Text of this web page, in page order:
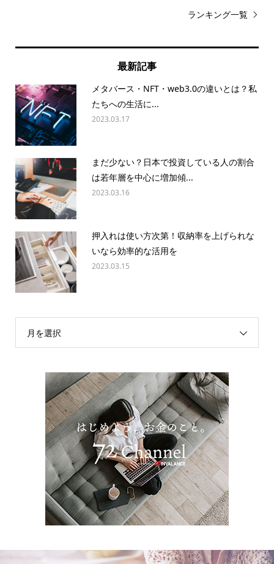
ランキング一覧
最新記事
メタバース・NFT・web3.0の違いとは？私
たちへの生活に...
2023.03.17
まだ少ない？日本で投資している人の割合
は若年層を中心に増加傾...
2023.03.16
押入れは使い方次第！収納率を上げられな
いなら効率的な活用を
2023.03.15
月を選択